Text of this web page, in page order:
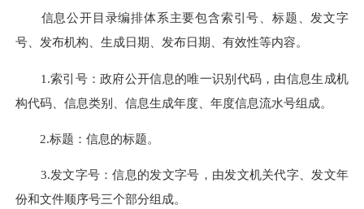
信息公开目录编排体系主要包含索引号、标题、发文字
号、发布机构、生成日期、发布日期、有效性等内容。
1.索引号：政府公开信息的唯一识别代码，由信息生成机
构代码、信息类别、信息生成年度、年度信息流水号组成。
2.标题：信息的标题。
3.发文字号：信息的发文字号，由发文机关代字、发文年
份和文件顺序号三个部分组成。